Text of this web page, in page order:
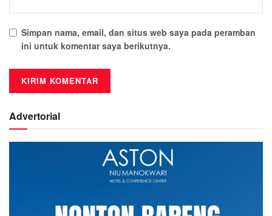
Simpan nama, email, dan situs web saya pada peramban
ini untuk komentar saya berikutnya.
Advertorial